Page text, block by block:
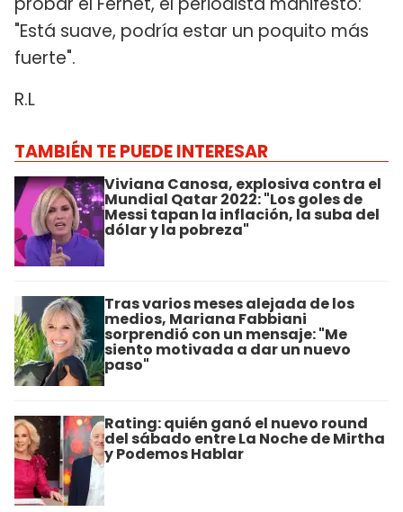
"Está suave, podría estar un poquito más
fuerte".
R.L
TAMBIÉN TE PUEDE INTERESAR
Viviana Canosa, explosiva contra el
Mundial Qatar 2022: "Los goles de
Messi tapan la inflación, la suba del
dólar y la pobreza"
Tras varios meses alejada de los
medios, Mariana Fabbiani
sorprendió con un mensaje: "Me
siento motivada a dar un nuevo
paso"
Rating: quién ganó el nuevo round
del sábado entre La Noche de Mirtha
y Podemos Hablar